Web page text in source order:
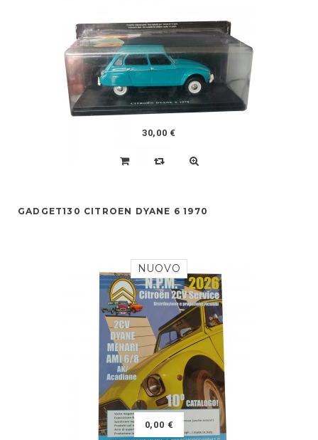
30,00 €
GADGET130 CITROEN DYANE 6 1970
NUOVO
0,00 €